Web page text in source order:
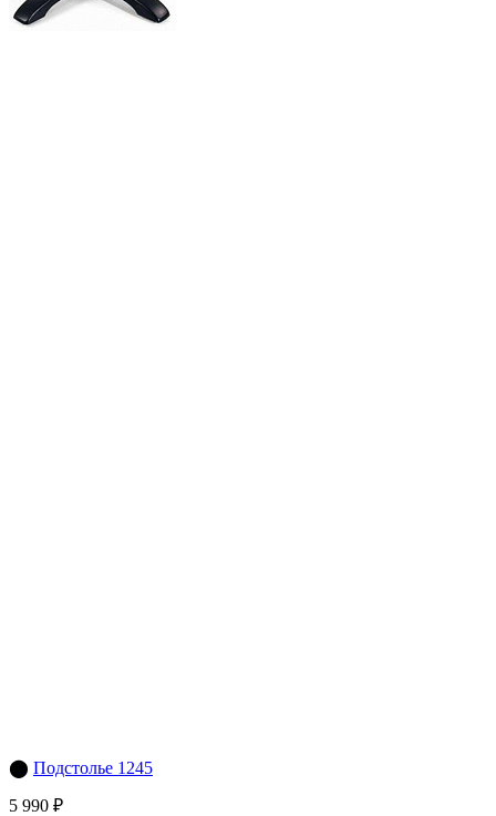
⬤ Подстолье 1245
5 990 ₽